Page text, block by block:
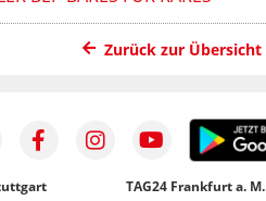
Zurück zur Übersicht
TAG24 Frankfurt a. M.